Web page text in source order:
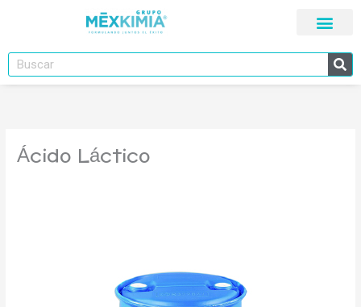
Buscar
Ácido Láctico